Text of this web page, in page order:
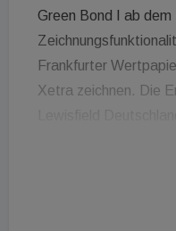
Green Bond I ab dem
Frankfurter
Xetra zeichnen. Die